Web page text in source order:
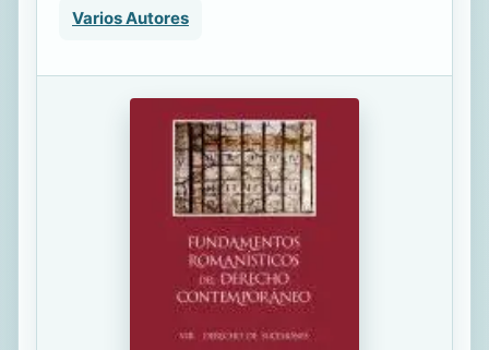
Varios Autores